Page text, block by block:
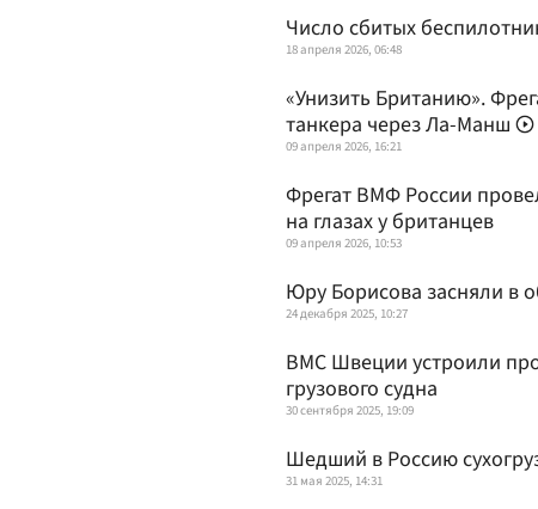
Число сбитых
18 апреля 2026, 06:48
«Унизить Британию».
танкера через Ла-Манш
09 апреля 2026, 16:21
Фрегат ВМФ России
на глазах у британцев
09 апреля 2026, 10:53
Юру Борисова засняли в
24 декабря 2025, 10:27
ВМС Швеции устроили
грузового судна
30 сентября 2025, 19:09
Шедший в Россию
31 мая 2025, 14:31